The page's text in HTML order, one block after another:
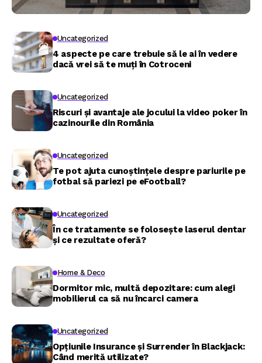
Uncategorized
4 aspecte pe care trebuie să le ai în vedere
dacă vrei să te muți în Cotroceni
Uncategorized
Riscuri și avantaje ale jocului la video poker în
cazinourile din România
Uncategorized
Te pot ajuta cunoștințele despre pariurile pe
fotbal să pariezi pe eFootball?
Uncategorized
În ce tratamente se folosește laserul dentar
și ce rezultate oferă?
Home & Deco
Dormitor mic, multă depozitare: cum alegi
mobilierul ca să nu încarci camera
Uncategorized
Opțiunile Insurance și Surrender în Blackjack:
Când merită utilizate?